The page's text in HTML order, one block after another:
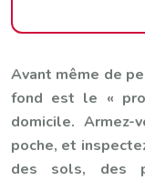
Avant même de
fond est le «
domicile. Armez-
poche, et
des sols, des